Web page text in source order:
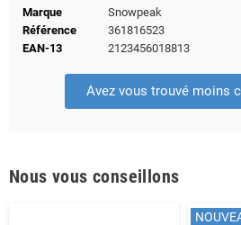
Marque
Snowpeak
Référence
361816523
EAN-13
2123456018813
Avez vous trouvé moins
Nous vous conseillons